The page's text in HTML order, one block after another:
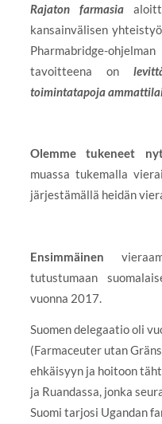
Rajaton farmasia
kansainvälisen
Pharmabridge-
tavoitteena on
toimintatapoja
Olemme tukeneet
muassa tukemalla
järjestämällä heidän
Ensimmäinen
tutustumaan
vuonna 2017.
Suomen delegaatio oli
(Farmaceuter utan
ehkäisyyn ja hoitoon
ja Ruandassa, jonka
Suomi tarjosi Ugandan